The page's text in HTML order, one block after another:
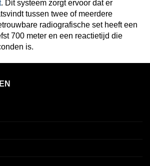
. Dit systeem zorgt ervoor dat er
tussen twee of meerdere
radiografische set heeft een
700 meter en een reactietijd die
is.